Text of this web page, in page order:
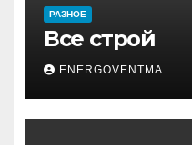
РАЗНОЕ
Все строй
ENERGOVENTMA